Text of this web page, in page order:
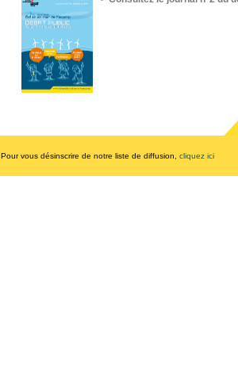
Pour vous désinscrire de notre liste de diffusion, cliquez ici